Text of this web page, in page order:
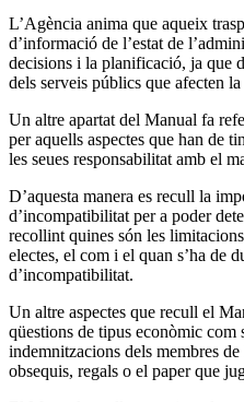
L’Agència anima que aqueix
d’informació de l’estat de
decisions i la planificació, ja que
dels serveis públics que afecten
Un altre apartat del Manual fa
per aquells aspectes que han de
les seues responsabilitat amb el
D’aquesta manera es recull la
d’incompatibilitat per a poder
recollint quines són les
electes, el com i el quan s’ha de
d’incompatibilitat.
Un altre aspectes que recull el
qüestions de tipus econòmic
indemnitzacions dels membres
obsequis, regals o el paper que